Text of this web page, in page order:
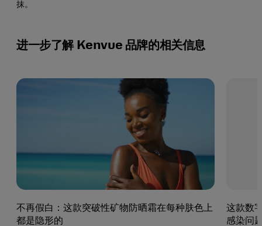
抹。
进一步了解 Kenvue 品牌的相关信息
不再假白：这款突破性矿物防晒霜在每种肤色上
都是隐形的
这款数
感染问